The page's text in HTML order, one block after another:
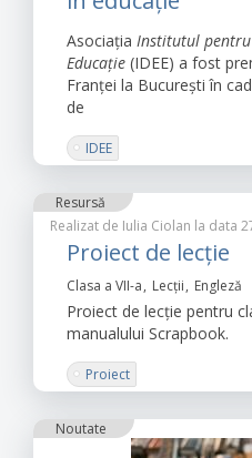
Asociația Institutul
Educație (IDEE) a fost
Franței la București în
de
IDEE
Proiect
Educația prin dezbateri în
Resursă
Realizat de Iulia Ciolan la data
Proiect de lecție
Clasa a VII-a Lecții Engleză
Proiect de lecție pentru
manualului Scrapbook.
Proiect
Noutate